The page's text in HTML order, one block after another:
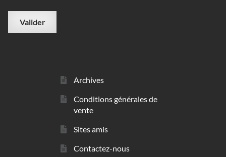
Archives
Conditions générales de
vente
Sites amis
Contactez-nous